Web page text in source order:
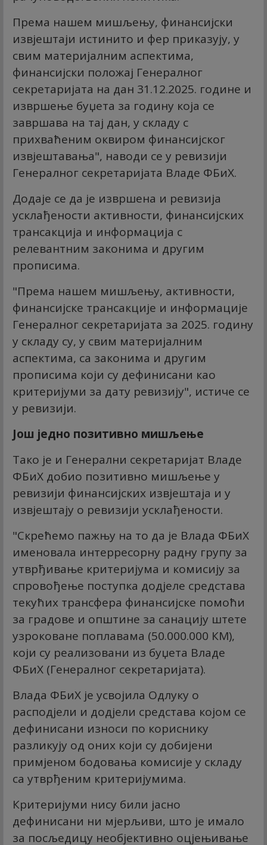
Према нашем мишљењу, финансијски
извјештаји истинито и фер приказују, у
свим материјалним аспектима,
финансијски положај Генералног
секретаријата на дан 31.12.2025. године и
извршење буџета за годину која се
завршава на тај дан, у складу с
прихваћеним оквиром финансијског
извјештавања", наводи се у ревизији
Генералног секретаријата Владе ФБиХ.
Додаје се да је извршена и ревизија
усклађености активности, финансијских
трансакција и информација с
релевантним законима и другим
прописима.
"Према нашем мишљењу, активности,
финансијске трансакције и информације
Генералног секретаријата за 2025. годину
у складу су, у свим материјалним
аспектима, са законима и другим
прописима који су дефинисани као
критеријуми за дату ревизију", истиче се
у ревизији.
Још једно позитивно мишљење
Тако је и Генерални секретаријат Владе
ФБиХ добио позитивно мишљење у
ревизији финансијских извјештаја и у
извјештају о ревизији усклађености.
"Скрећемо пажњу на то да је Влада ФБиХ
именовала интерресорну радну групу за
утврђивање критеријума и комисију за
спровођење поступка додјеле средстава
текућих трансфера финансијске помоћи
за градове и општине за санацију штете
узроковане поплавама (50.000.000 КМ),
који су реализовани из буџета Владе
ФБиХ (Генералног секретаријата).
Влада ФБиХ је усвојила Одлуку о
расподјели и додјели средстава којом се
дефинисани износи по кориснику
разликују од оних који су добијени
примјеном бодовања комисије у складу
са утврђеним критеријумима.
Критеријуми нису били јасно
дефинисани ни мјерљиви, што је имало
за посљедицу необјективно оцјењивање